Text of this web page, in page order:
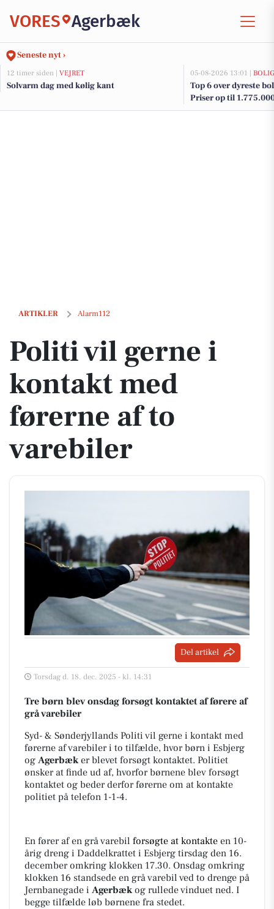
VORES Agerbæk
Seneste nyt ›
12 timer siden | VEJRET
Solvarm dag med kølig kant
05-08-2026 13:01 |
Top 6 over dyreste
Priser op til
ARTIKLER Alarm112
Politi vil gerne i kontakt med førerne af to varebiler
Politi vil gerne i
kontakt med
førerne af to
varebiler
Del artikel
Torsdag d. 18. dec. 2025 - kl. 14:31
Tre børn blev onsdag forsøgt kontaktet af førere af
grå varebiler
Syd- & Sønderjyllands Politi vil gerne i kontakt med
førerne af varebiler i to tilfælde, hvor børn i Esbjerg
og Agerbæker blevet forsøgt kontaktet. Politiet
ønsker at finde ud af, hvorfor børnene blev forsøgt
kontaktet og beder derfor førerne om at kontakte
politiet på telefon 1-1-4.
En fører af en grå varebil forsøgte at kontakte en 10-
årig dreng i Daddelkrattet i Esbjerg tirsdag den 16.
december omkring klokken 17.30. Onsdag omkring
klokken 16 standsede en grå varebil ved to drenge på
Jernbanegade i Agerbækog rullede vinduet ned. I
begge tilfælde løb børnene fra stedet.